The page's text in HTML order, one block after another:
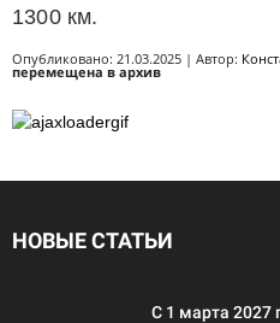
1300 км.
Опубликовано: 21.03.2025 | Автор:
перемещена в архив
НОВЫЕ СТАТЬИ
С 1 марта 2027